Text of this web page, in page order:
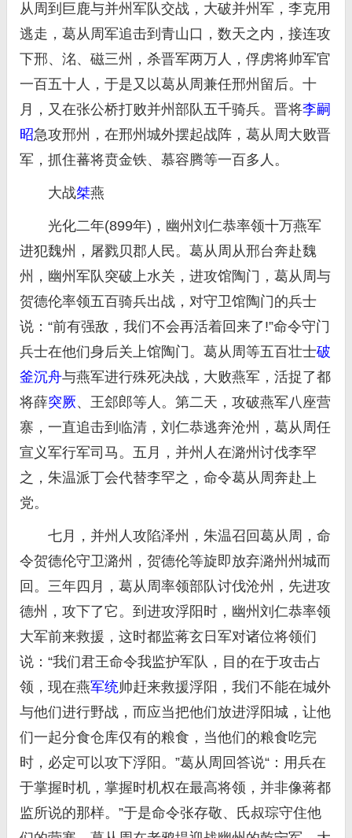
从周到巨鹿与并州军队交战，大破并州军，李克用
逃走，葛从周军追击到青山口，数天之内，接连攻
下邢、洺、磁三州，杀晋军两万人，俘虏将帅军官
一百五十人，于是又以葛从周兼任邢州留后。十
月，又在张公桥打败并州部队五千骑兵。晋将李嗣
昭急攻邢州，在邢州城外摆起战阵，葛从周大败晋
军，抓住蕃将贲金铁、慕容腾等一百多人。
大战桀燕
光化二年(899年)，幽州刘仁恭率领十万燕军
进犯魏州，屠戮贝郡人民。葛从周从邢台奔赴魏
州，幽州军队突破上水关，进攻馆陶门，葛从周与
贺德伦率领五百骑兵出战，对守卫馆陶门的兵士
说：“前有强敌，我们不会再活着回来了!”命令守门
兵士在他们身后关上馆陶门。葛从周等五百壮士破
釜沉舟与燕军进行殊死决战，大败燕军，活捉了都
将薛突厥、王郐郎等人。第二天，攻破燕军八座营
寨，一直追击到临清，刘仁恭逃奔沧州，葛从周任
宣义军行军司马。五月，并州人在潞州讨伐李罕
之，朱温派丁会代替李罕之，命令葛从周奔赴上
党。
七月，并州人攻陷泽州，朱温召回葛从周，命
令贺德伦守卫潞州，贺德伦等旋即放弃潞州州城而
回。三年四月，葛从周率领部队讨伐沧州，先进攻
德州，攻下了它。到进攻浮阳时，幽州刘仁恭率领
大军前来救援，这时都监蒋玄日军对诸位将领们
说：“我们君王命令我监护军队，目的在于攻击占
领，现在燕军统帅赶来救援浮阳，我们不能在城外
与他们进行野战，而应当把他们放进浮阳城，让他
们一起分食仓库仅有的粮食，当他们的粮食吃完
时，必定可以攻下浮阳。”葛从周回答说“：用兵在
于掌握时机，掌握时机权在最高将领，并非像蒋都
监所说的那样。”于是命令张存敬、氏叔琮守住他